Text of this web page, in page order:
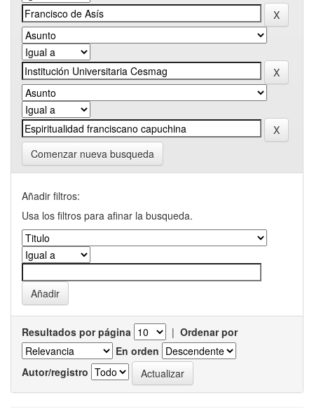
Comenzar nueva busqueda
Añadir filtros:
Usa los filtros para afinar la busqueda.
Resultados por página | Ordenar por
En orden
Autor/registro